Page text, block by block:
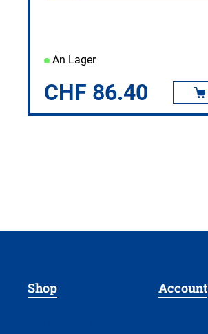
An Lager
CHF 86.40
Shop Account